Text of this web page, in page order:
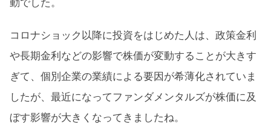
コロナショック以降に投資をはじめた人は、政策金利
や長期金利などの影響で株価が変動することが大きす
ぎて、個別企業の業績による要因が希薄化されていま
したが、最近になってファンダメンタルズが株価に及
ぼす影響が大きくなってきましたね。